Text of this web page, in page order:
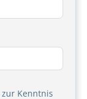
zur Kenntnis